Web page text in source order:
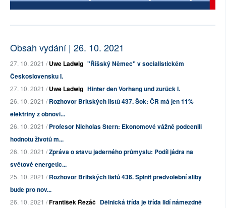
Obsah vydání | 26. 10. 2021
27. 10. 2021 /Uwe Ladwig "Říšský Němec" v socialistickém
Československu I.
27. 10. 2021 /Uwe Ladwig Hinter den Vorhang und zurück I.
26. 10. 2021 /Rozhovor Britských listů 437. Šok: ČR má jen 11%
elektřiny z obnovi...
26. 10. 2021 /Profesor Nicholas Stern: Ekonomové vážně podcenili
hodnotu životů m...
26. 10. 2021 /Zpráva o stavu jaderného průmyslu: Podíl jádra na
světové energetic...
25. 10. 2021 /Rozhovor Britských listů 436. Splnit předvolební sliby
bude pro nov...
26. 10. 2021 /František Řezáč Dělnická třída je třída lidí námezdně